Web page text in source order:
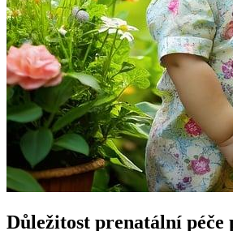
Důležitost prenatální péče